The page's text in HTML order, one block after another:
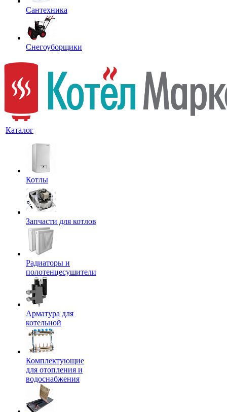
Сантехника
Снегоуборщики
Каталог
Котлы
Запчасти для котлов
Радиаторы и
полотенцесушители
Арматура для
котельной
Комплектующие
для отопления и
водоснабжения